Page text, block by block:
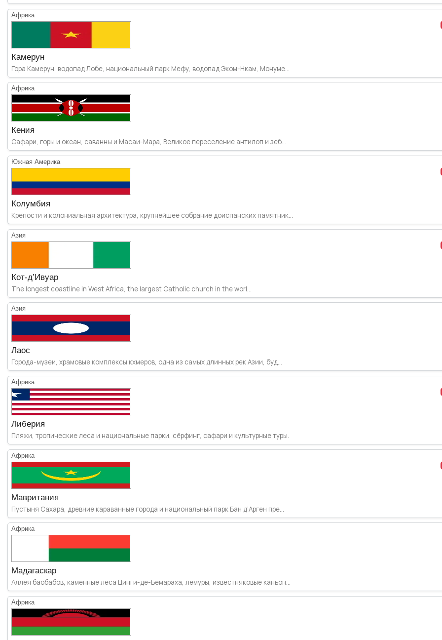
Африка
Камерун
Гора Камерун, водопад Лобе, национальный парк Мефу, водопад Эком-Нкам, Монуме...
Африка
Кения
Сафари, горы и океан, саванны и Масаи-Мара, Великое переселение антилоп и зеб...
Южная Америка
Колумбия
Крепости и колониальная архитектура, крупнейшее собрание доиспанских памятник...
Азия
Кот-д’Ивуар
The longest coastline in West Africa, the largest Catholic church in the worl...
Азия
Лаос
Города-музеи, храмовые комплексы кхмеров, одна из самых длинных рек Азии, буд...
Африка
Либерия
Пляжи, тропические леса и национальные парки, сёрфинг, сафари и культурные туры.
Африка
Мавритания
Пустыня Сахара, древние караванные города и национальный парк Бан д’Арген пре...
Африка
Мадагаскар
Аллея баобабов, каменные леса Цинги-де-Бемараха, лемуры, известняковые каньон...
Африка